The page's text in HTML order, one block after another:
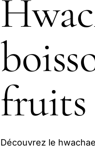
fruits
Découvrez le